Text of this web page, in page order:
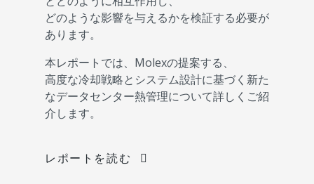
どのような影響を与えるかを検証する必要が
あります。
本レポートでは、Molexの提案する、
高度な冷却戦略とシステム設計に基づく新た
なデータセンター熱管理について詳しくご紹
介します。
レポートを読む